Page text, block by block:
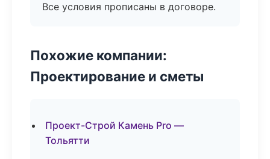
Все условия прописаны в договоре.
Похожие компании:
Проектирование и сметы
Проект-Строй Камень Pro —
Тольятти